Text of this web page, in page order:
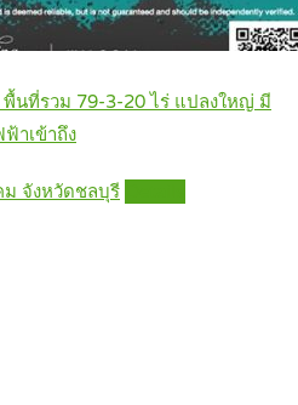
นที่รวม 79-3-20 ไร่ แปลงใหญ่ มี
าเข้าถึง
จังหวัดชลบุรี